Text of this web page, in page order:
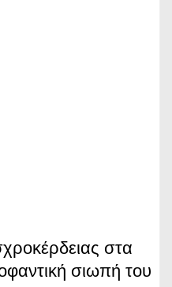
στα
σιωπή του